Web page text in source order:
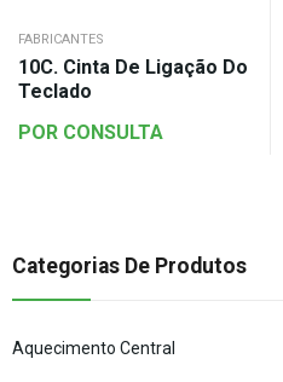
FABRICANTES
10C. Cinta De Ligação Do
Teclado
POR CONSULTA
Categorias De Produtos
Aquecimento Central